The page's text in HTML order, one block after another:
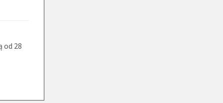
od 28